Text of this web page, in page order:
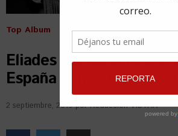
Top Album
Eliades Ochoa será
España con la Clave de
2 septiembre, 2019 porRedacción VISTAR